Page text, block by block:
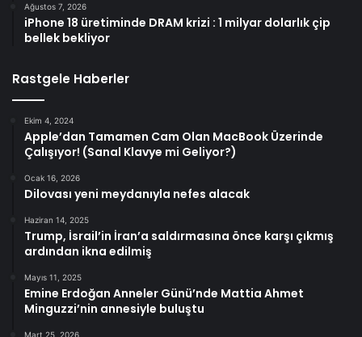
Ağustos 7, 2026
iPhone 18 üretiminde DRAM krizi : 1 milyar dolarlık çip
bellek bekliyor
Rastgele Haberler
Ekim 4, 2024
Apple’dan Tamamen Cam Olan MacBook Üzerinde
Çalışıyor! (Sanal Klavye mi Geliyor?)
Ocak 16, 2026
Dilovası yeni meydanıyla nefes alacak
Haziran 14, 2025
Trump, İsrail’in İran’a saldırmasına önce karşı çıkmış
ardından ikna edilmiş
Mayıs 11, 2025
Emine Erdoğan Anneler Günü’nde Mattia Ahmet
Minguzzi’nin annesiyle buluştu
Mart 25, 2026